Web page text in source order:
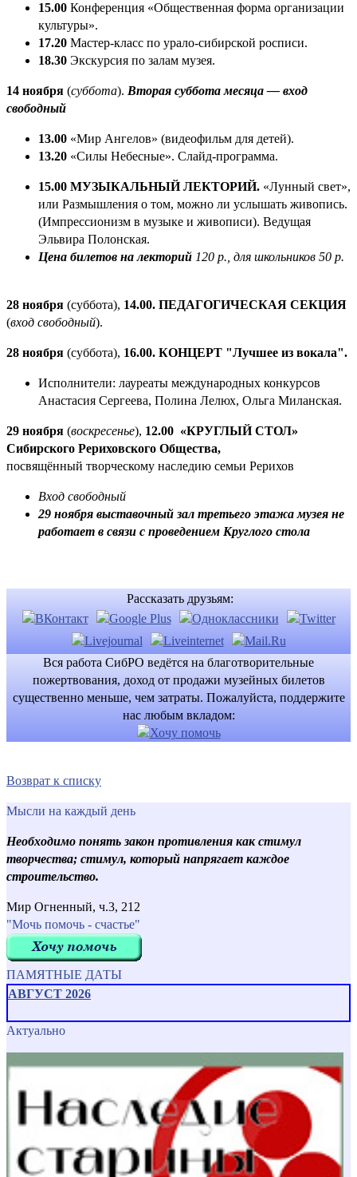
15.00 Конференция «Общественная форма организации
культуры».
17.20 Мастер-класс по урало-сибирской росписи.
18.30 Экскурсия по залам музея.
14 ноября (суббота). Вторая суббота месяца — вход
свободный
13.00 «Мир Ангелов» (видеофильм для детей).
13.20 «Силы Небесные». Слайд-программа.
15.00 МУЗЫКАЛЬНЫЙ ЛЕКТОРИЙ. «Лунный свет»,
или Размышления о том, можно ли услышать живопись.
(Импрессионизм в музыке и живописи). Ведущая
Эльвира Полонская.
Цена билетов на лекторий 120 р., для школьников 50 р.
28 ноября (суббота), 14.00. ПЕДАГОГИЧЕСКАЯ СЕКЦИЯ
(вход свободный).
28 ноября (суббота), 16.00. КОНЦЕРТ "Лучшее из вокала".
Исполнители: лауреаты международных конкурсов
Анастасия Сергеева, Полина Лелюх, Ольга Миланская.
29 ноября (воскресенье), 12.00 «КРУГЛЫЙ СТОЛ»
Сибирского Рериховского Общества,
посвящённый творческому наследию семьи Рерихов
Вход свободный
29 ноября выставочный зал третьего этажа музея не
работает в связи с проведением Круглого стола
Рассказать друзьям:
Вся работа СибРО ведётся на благотворительные
пожертвования, доход от продажи музейных билетов
существенно меньше, чем затраты. Пожалуйста, поддержите
нас любым вкладом:
Возврат к списку
Мысли на каждый день
Необходимо понять закон противления как стимул
творчества; стимул, который напрягает каждое
строительство.
Мир Огненный, ч.3, 212
"Мочь помочь - счастье"
ПАМЯТНЫЕ ДАТЫ
АВГУСТ 2026
Актуально